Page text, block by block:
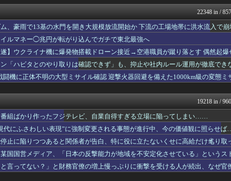
らホテル…」女「ぷっwww」
アルファルフ
刑法の「挿入」定義が招く衝撃の現実
モッコスヌ〜
造で目論む「麻生支配からの脱却」…茂木敏充氏も...
日本第一！ニ
表現”に強制変更される事態が進行中、今の価値...
U-1 NEWS.
「50％ポイント還元」セール！8,930...
ルフクラブを振り回し逮捕…韓国
キムチ速報
選に30人擁立方針 神谷代表「新しい選択肢を...
反日愚国 恨寓
』を始めていたと判明する・・・
NEWSまとめ
機に爆発物搭載ドローン接近→空港職員が蹴り落と...
おーるじゃん
終了へ
かせまと！
ロケバスには運転手いた。常識的に考えてフェラさ...
watch＠２ち
っても広がらない？→270°まで可能と判明ｗｗ...
アルファルフ
代わりはいくらでもいる」→結果ｗｗｗｗｗｗｗｗ...
オレ的ゲーム
人は「再確認が少ない」「視野が...
常識的に考え
すら無効化してしまうｗｗｗｗｗ
投資ちゃんね
大調査、若い世代で多く
みそパン
む
痛いニュース(
い」でブチギレ→器具破壊の瞬間
モッコスヌ〜
22348 in /
ム、豪雨で13基の水門を開き大規模放流開始か 下流の工場地帯に洪水流入で
イルマネー◯兆円が転がり込んでガチで東北最強へ
遂】ウクライナ機に爆発物搭載ドローン接近→空港職員が蹴り落とす 偶然起
ン「ハビタとのやり取りは確認できず」も、抑止や社内ルール運用が徹底でき
闘機に正体不明の大型ミサイル確認 迎撃火器回避を備えた1000km級の変態ミ
19218 in /
組ばかり作ったフジテレビ、自業自得すぎる立場に陥ってしまい……
代にふさわしい表現”に強制変更される事態が進行中、今の価値観に照らせ
止に陥りつつあると関係者が告白、特に役に立たないくせに高給だけ毟り
国国営メディア、「日本の反撃能力が地域を不安定化させている」というス
と言ってない？」と財務官僚の増上慢っぷりに衝撃を受ける人が続出、なぜ官